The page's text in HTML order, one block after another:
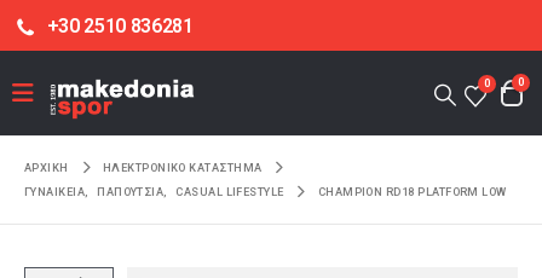
+30 2510 836281
0 0
ΑΡΧΙΚΉ
ΗΛΕΚΤΡΟΝΙΚΌ ΚΑΤΆΣΤΗΜΑ
ΓΥΝΑΙΚΕΙΑ
ΠΑΠΟΥΤΣΙΑ CASUAL LIFESTYLE CHAMPION RD18 PLATFORM LOW